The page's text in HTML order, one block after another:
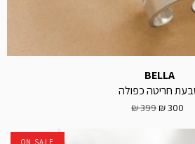
BELLA
חריטה כפולה
300 ₪
399 ₪
ON SALE